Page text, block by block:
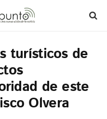
turísticos de
de este
Olvera